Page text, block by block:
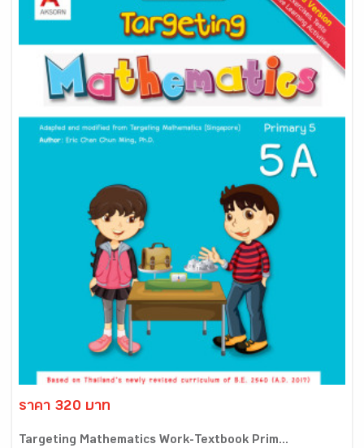
ราคา 320 บาท
Targeting Mathematics Work-Textbook Prim...